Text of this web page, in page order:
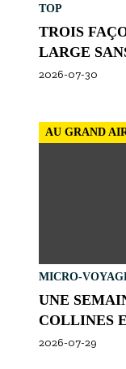
TOP
TROIS
LARGE
2026-07-30
AU GRAND
MICRO-
UNE
COLLINES
2026-07-29